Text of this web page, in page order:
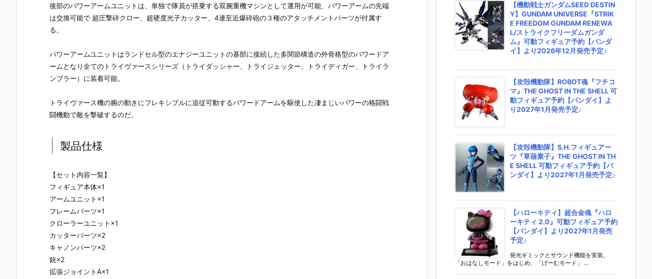
後部のパワーアームユニットは、単独で隊員が搭乗する双腕重機マシンとして運用が可能、パワーアームの先端
は交換可能で 超圧撃砕クロー、超硬度光子カッター、4連至近爆砕砲の３種のアタッチメントパーツが付属す
る。
パワーアームユニットはランドセル型のエナジーユニットの基部に接続した多関節構造の外骨格型のパワードア
ームとなり全てのトライヴァースシリーズ（トライダッシャー、トライジェッター、トライディガー、トライラ
ンブラー）に装着可能。
トライヴァース機の腕の動きにフレキシブルに追従可動するパワードアームを駆使した凄まじいパワーの格闘戦
闘機動で敵を撃破するのだ。
製品仕様
【セット内容一覧】
フィギュア本体×1
アームユニット×1
フレームパーツ×1
クローラーユニット×1
カッターパーツ×2
キャノンパーツ×2
銃×2
拡張ジョイントA×1
【機動戦士ガンダムSEED DESTIN
Y】GUNDAM UNIVERSE『STRIK
E FREEDOM GUNDAM RENEWA
L/ストライクフリーダムガンダ
ム』可動フィギュア予約【バンダ
イ】より2026年12月発売予定♪
【攻殻機動隊】ROBOT魂『フチコ
マ』THE GHOST IN THE SHELL 可
動フィギュア予約【バンダイ】よ
り2027年1月発売予定♪
【攻殻機動隊】S.H.フィギュアー
ツ『草薙素子』THE GHOST IN TH
E SHELL 可動フィギュア予約【バ
ンダイ】より2027年1月発売予定♪
【ハローキティ】超合金魂『ハロ
ーキティ 2.0』可動フィギュア予約
【バンダイ】より2027年1月発売
予定♪
発光ギミックとサウンド機能を実装。
「おはなしモード」をはじめ、「げーむモード」 ...